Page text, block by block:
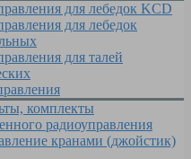
для лебедок KCD
для лебедок
для талей
комплекты
радиоуправления
кранами (джойстик)